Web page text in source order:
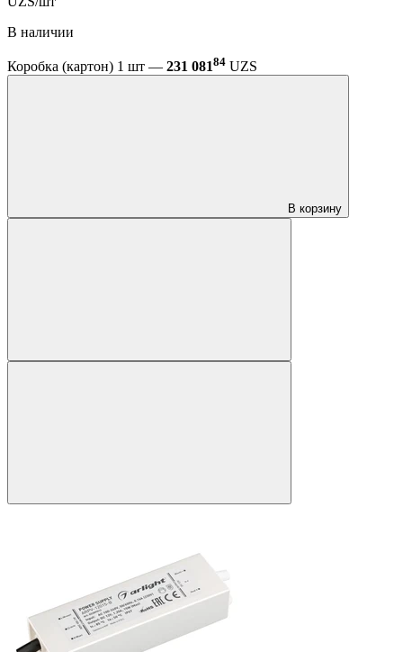
В наличии
Коробка (картон) 1 шт — 231 08184 UZS
В корзину